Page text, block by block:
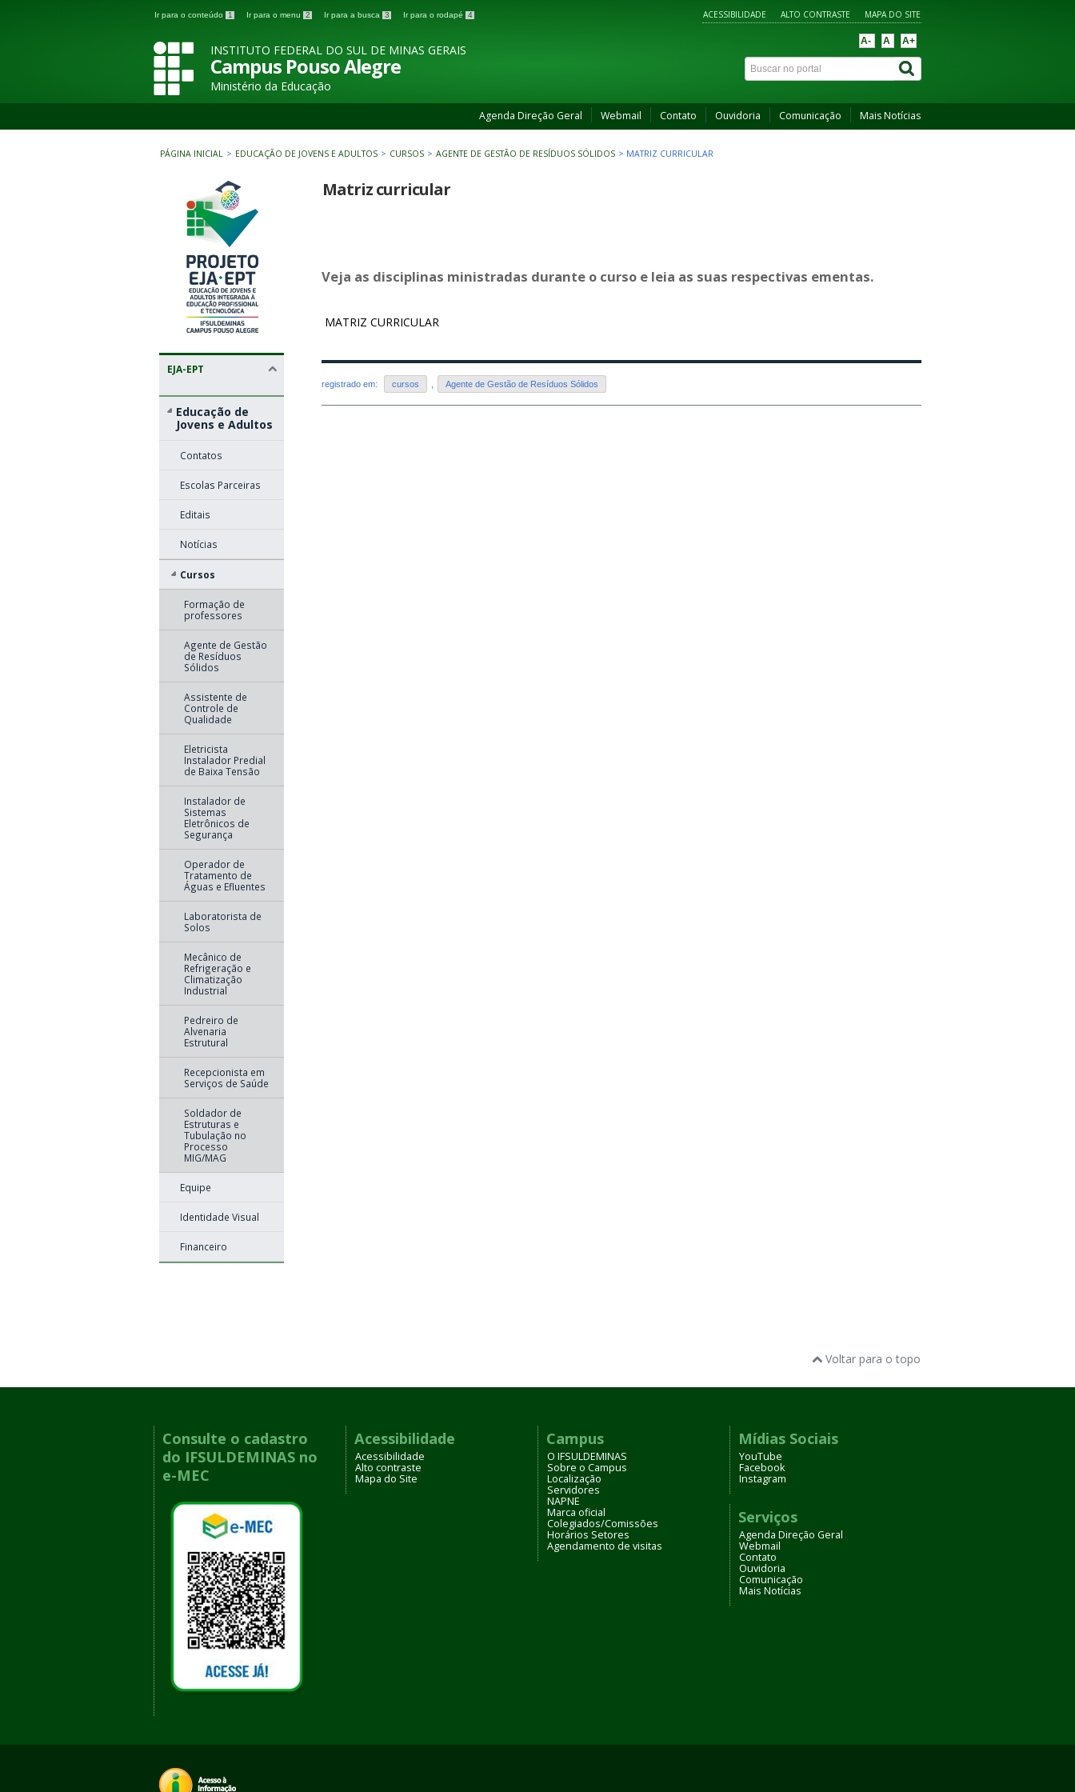
Ir para o conteúdo 1 Ir para o menu 2 Ir para a busca 3 Ir para o rodapé 4 ACESSIBILIDADE ALTO CONTRASTE MAPA DO SITE
INSTITUTO FEDERAL DO SUL DE MINAS GERAIS
Campus Pouso Alegre
Ministério da Educação
A- A A+
Agenda Direção Geral Webmail Contato Ouvidoria Comunicação Mais Notícias
PÁGINA INICIAL > EDUCAÇÃO DE JOVENS E ADULTOS > CURSOS > AGENTE DE GESTÃO DE RESÍDUOS SÓLIDOS > MATRIZ CURRICULAR
EJA-EPT
Educação de
Jovens e Adultos
Contatos
Escolas Parceiras
Editais
Notícias
Cursos
Formação de
professores
Agente de Gestão
de Resíduos
Sólidos
Assistente de
Controle de
Qualidade
Eletricista
Instalador Predial
de Baixa Tensão
Instalador de
Sistemas
Eletrônicos de
Segurança
Operador de
Tratamento de
Águas e Efluentes
Laboratorista de
Solos
Mecânico de
Refrigeração e
Climatização
Industrial
Pedreiro de
Alvenaria
Estrutural
Recepcionista em
Serviços de Saúde
Soldador de
Estruturas e
Tubulação no
Processo
MIG/MAG
Equipe
Identidade Visual
Financeiro
Matriz curricular
Veja as disciplinas ministradas durante o curso e leia as suas respectivas ementas.
MATRIZ CURRICULAR
registrado em: cursos Agente de Gestão de Resíduos Sólidos
Voltar para o topo
Consulte o cadastro
do IFSULDEMINAS no
e-MEC
Acessibilidade
Acessibilidade
Alto contraste
Mapa do Site
Campus
O IFSULDEMINAS
Sobre o Campus
Localização
Servidores
NAPNE
Marca oficial
Colegiados/Comissões
Horários Setores
Agendamento de visitas
Mídias Sociais
YouTube
Facebook
Instagram
Serviços
Agenda Direção Geral
Webmail
Contato
Ouvidoria
Comunicação
Mais Notícias